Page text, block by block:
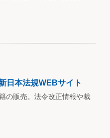
日本法規WEBサイト
の販売。法令改正情報や裁